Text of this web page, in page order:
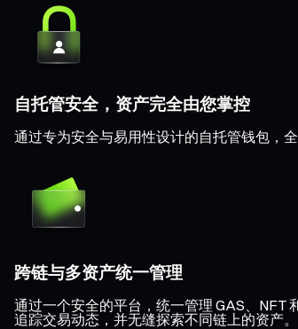
自托管安全，资产完全由您掌控
通过专为安全与易用性设计的自托管钱包，
跨链与多资产统一管理
通过一个安全的平台，统一管理 GAS、NFT
追踪交易动态，并无缝探索不同链上的资产。